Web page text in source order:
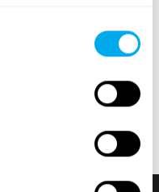
kuulutuse tüübi
ja leidke oma
leia õiget, võite alati